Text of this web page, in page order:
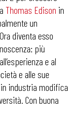
Thomas Edison in
un
diventa esso
più
e al
e alle sue
industria modifica
Con buona